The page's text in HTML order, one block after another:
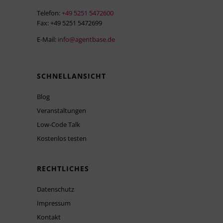
Telefon: +49 5251 5472600
Fax: +49 5251 5472699
E-Mail: info@agentbase.de
SCHNELLANSICHT
Blog
Veranstaltungen
Low-Code Talk
Kostenlos testen
RECHTLICHES
Datenschutz
Impressum
Kontakt